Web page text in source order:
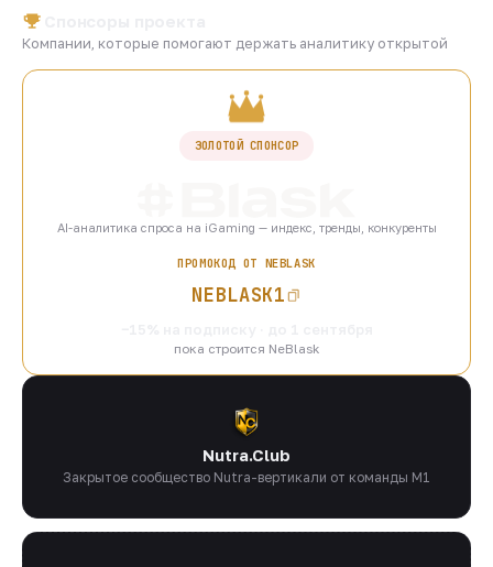
Компании, которые помогают держать аналитику открытой
ЗОЛОТОЙ СПОНСОР
AI-аналитика спроса на iGaming — индекс, тренды, конкуренты
ПРОМОКОД ОТ NEBLASK
NEBLASK1
пока строится NeBlask
Nutra.Club
Закрытое сообщество Nutra-вертикали от команды M1